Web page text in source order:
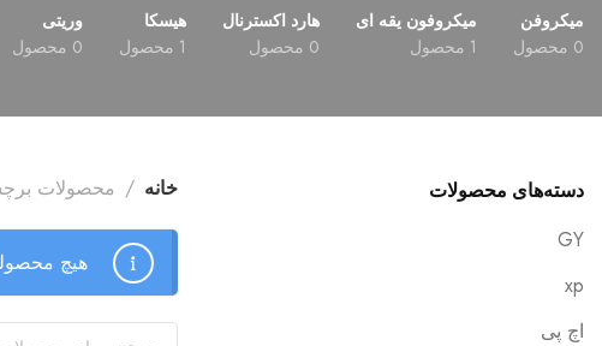
میکروفن
0 محصول
میکروفون یقه ای
1 محصول
هارد اکسترنال
0 محصول
هیسکا
1 محصول
وریتی
0 محصول
دسته‌های محصولات
GY
xp
اچ پی
خانه محصولات
هیچ